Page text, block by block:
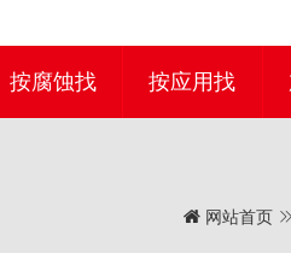
按腐蚀找 按应用找
网站首页